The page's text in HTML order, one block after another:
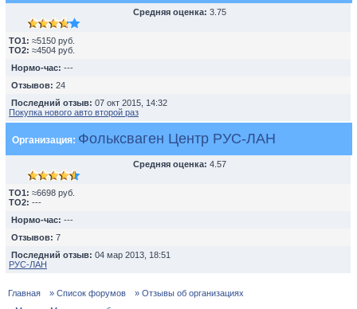
Средняя оценка: 3.75
TO1: ≈5150 руб.
TO2: ≈4504 руб.
Нормо-час: ---
Отзывов: 24
Последний отзыв: 07 окт 2015, 14:32
Покупка нового авто второй раз
Организация: Фольксваген Центр РУС-ЛАН
Средняя оценка: 4.57
TO1: ≈6698 руб.
TO2: ---
Нормо-час: ---
Отзывов: 7
Последний отзыв: 04 мар 2013, 18:51
РУС-ЛАН
Главная » Список форумов
» Отзывы об организациях